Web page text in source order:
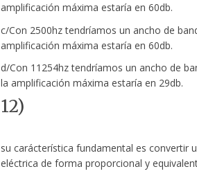
amplificación máxima estaría en 60db.
c/Con 2500hz tendríamos un ancho de
amplificación máxima estaría en 60db.
d/Con 11254hz tendríamos un ancho de
la amplificación máxima estaría en 29db.
12)
su carácterística fundamental es convertir
eléctrica de forma proporcional y